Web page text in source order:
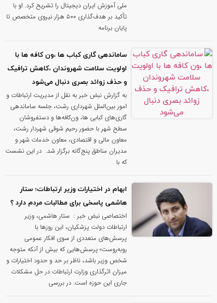
ملی آموزش ایران دیجیتال را تشریح کرد. او با
تأکید بر هدف‌گذاری ۵۰۰ هزار نیروی متخصص تا
پایان برنامه
ساماندهی گاری کباب ها ،ون کافه ها با
اولویت سلامت شهروندان ،کاهش ترافیک
و حذف زوائد بصری دنبال می‌شود
به گزارش نبض خبر به نقل از مدیریت ارتباطات و
امور بین‌الملل شهرداری رشت، جلسه ساماندهی
گاری‌های کبابی ها، ون‌کافه‌ها و دستفروشان
سطح شهر با حضور رحیم شوقی شهردار رشت،
معاون مالی و اقتصادی، معاون خدمات شهر و
مدیران مناطق پنج‌گانه برگزار شد. ‌ در این نشست
که با
ابهام در اختیارات وزیر ارتباطات؛ ستار
هاشمی پاسخی برای مطالبات مردم دارد ؟
اختصاصی نبض خبر : ستار هاشمی، وزیر
ارتباطات دولت پزشکیان، این روزها با
پرسش‌های متعددی از سوی افکار عمومی
روبه‌روست؛ پرسش‌هایی که بیش از آنکه متوجه
شخص وزیر باشد، ناظر بر حد و حدود اختیارات و
میزان اثرگذاری وزارت ارتباطات در حل مشکلات
جاری این حوزه است. در بررسی